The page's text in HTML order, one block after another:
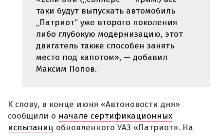
таки будут выпускать автомобиль
„Патриот“ уже второго поколения
либо глубокую модернизацию, этот
двигатель также способен занять
место под капотом», — добавил
Максим Попов.
К слову, в конце июня «Автоновости дня»
сообщили о начале сертификационных
испытаниц обновленного УАЗ «Патриот». На